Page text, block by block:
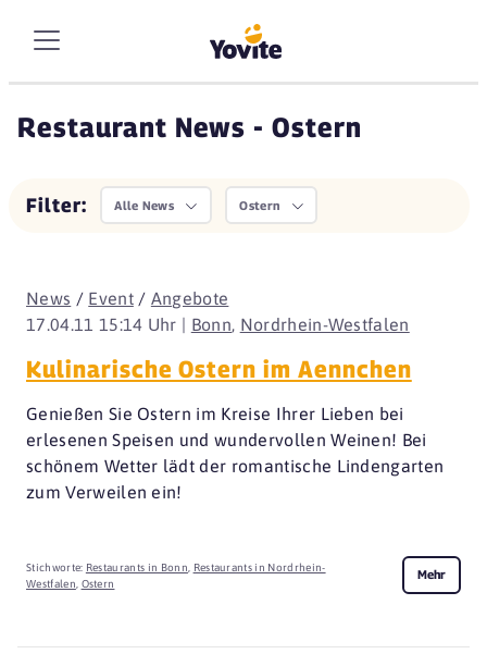
Restaurant News - Ostern
Filter: Alle News Ostern
17.04.11 15:14 Uhr | Bonn, Nordrhein-Westfalen
News / Event/ Angebote
Kulinarische Ostern im Aennchen
Genießen Sie Ostern im Kreise Ihrer Lieben bei
erlesenen Speisen und wundervollen Weinen! Bei
schönem Wetter lädt der romantische Lindengarten
zum Verweilen ein!
Stichworte: Restaurants in Bonn
Restaurants in Nordrhein-
Westfalen Ostern
Mehr